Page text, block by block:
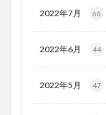
2022年7月 66
2022年6月 44
2022年5月 47